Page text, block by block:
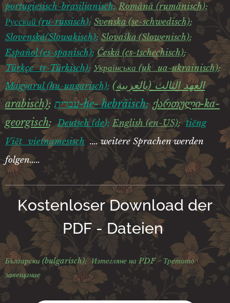
portugiesisch-brasilianisch; Română (rumänisch);
Русский (ru-russisch); Svenska (se-schwedisch);
Slovenská(Slowakisch); Slovaška (Slowenisch);
Español (es-spanisch); Česká (cs-tschechisch);
Türkçe_tr-Türkisch); Українська (uk_ua-ukrainisch);
Magyarul (hu-ungarisch); العهد الثالث (بالعربية)
arabisch); עברית-he- hebräisch; ქართული-ka-
georgisch; Deutsch (de); English (en-US);tiếng
Việt_vietnamesisch .... weitere Sprachen werden
folgen.....
Kostenloser Download der
PDF - Dateien
Български (bulgarisch);Изтегляне на PDF - Третото
завещание